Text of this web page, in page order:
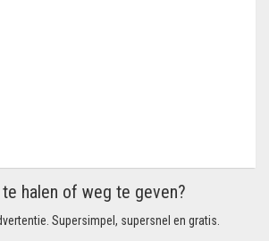
halen of weg te geven?
Supersimpel, supersnel en gratis.